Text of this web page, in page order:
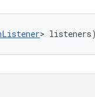
> listeners)